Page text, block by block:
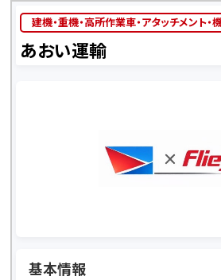
建機・重機・高所作業車・アタッチメント・
あおい運輸
基本情報